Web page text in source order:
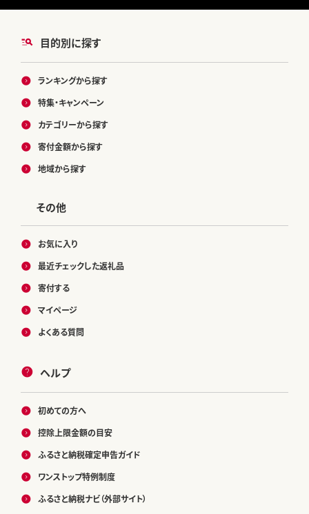
目的別に探す
ランキングから探す
特集・キャンペーン
カテゴリーから探す
寄付金額から探す
地域から探す
その他
お気に入り
最近チェックした返礼品
寄付する
マイページ
よくある質問
ヘルプ
初めての方へ
控除上限金額の目安
ふるさと納税確定申告ガイド
ワンストップ特例制度
ふるさと納税ナビ（外部サイト）